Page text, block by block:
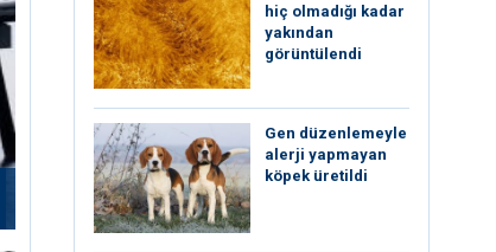
hiç olmadığı kadar
yakından
görüntülendi
Gen düzenlemeyle
alerji yapmayan
köpek üretildi